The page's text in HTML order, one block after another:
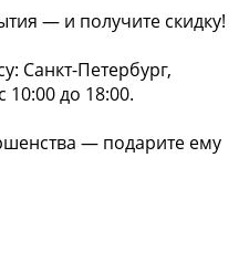
— и получите скидку!
Санкт-Петербург,
10:00 до 18:00.
— подарите ему